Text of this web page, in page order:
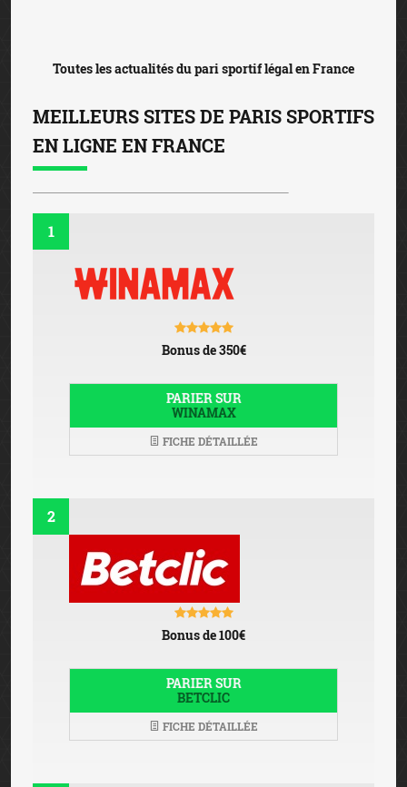
Toutes les actualités du pari sportif légal en France
MEILLEURS SITES DE PARIS SPORTIFS
EN LIGNE EN FRANCE
1
Bonus de 350€
PARIER SUR
WINAMAX
FICHE DÉTAILLÉE
2
Bonus de 100€
PARIER SUR
BETCLIC
FICHE DÉTAILLÉE